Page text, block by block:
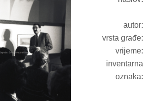
autor:
vrsta građe:
vrijeme:
inventarna
oznaka: